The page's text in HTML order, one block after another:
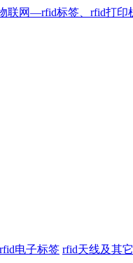
rfid电子标签 rfid天线及其它